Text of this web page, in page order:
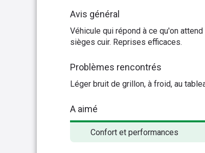
Avis général
Véhicule qui répond à ce qu'on
sièges cuir. Reprises efficaces.
Problèmes rencontrés
Léger bruit de grillon, à froid, au
A aimé
Confort et performances